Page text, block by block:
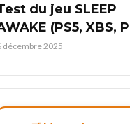
du jeu SLEEP
(PS5, XBS,
décembre 2025